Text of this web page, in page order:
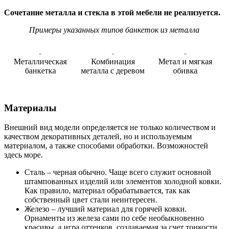
Сочетание металла и стекла в этой мебели не реализуется.
Примеры указанных типов банкеток из металла
Металлическая
банкетка
Комбинация
металла с деревом
Метал и мягкая
обивка
Материалы
Внешний вид модели определяется не только количеством и
качеством декоративных деталей, но и используемым
материалом, а также способами обработки. Возможностей
здесь море.
Сталь – черная обычно. Чаще всего служит основной
штампованных изделий или элементов холодной ковки.
Как правило, материал обрабатывается, так как
собственный цвет стали неинтересен.
Железо – лучший материал для горячей ковки.
Орнаменты из железа сами по себе необыкновенно